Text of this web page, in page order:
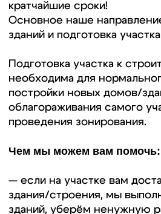
Мы работаем в Московской
области и ближайших регионах
Каждый год мы пополняем линейку
оборудования современной техникой,
решающей любые строительные задачи.